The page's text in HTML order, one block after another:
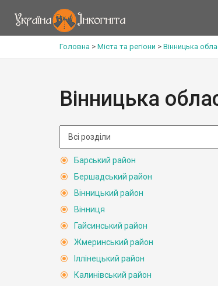
Головна > Міста та регіони > Вінницька
Вінницька
Барський район
Бершадський район
Вінницький район
Вінниця
Гайсинський район
Жмеринський район
Іллінецький район
Калинівський район